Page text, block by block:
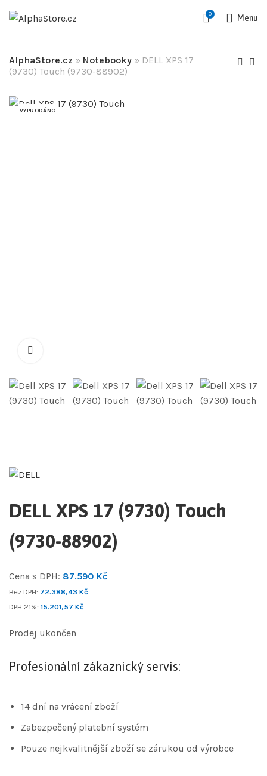
0 Menu
AlphaStore.cz » Notebooky » DELL XPS 17
(9730) Touch (9730-88902)
VYPRODÁNO
DELL XPS 17 (9730) Touch
(9730-88902)
Cena s DPH: 87.590 Kč
Bez DPH: 72.388,43 Kč
DPH 21%: 15.201,57 Kč
Prodej ukončen
Profesionální zákaznický servis:
14 dní na vrácení zboží
Zabezpečený platební systém
Pouze nejkvalitnější zboží se zárukou od výrobce